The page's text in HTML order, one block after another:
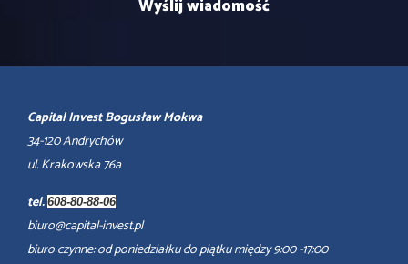
Capital Invest Bogusław Mokwa
34-120 Andrychów
ul. Krakowska 76a
tel. 608-80-88-06
biuro@capital-invest.pl
biuro czynne: od poniedziałku do piątku między 9:00 -17:00